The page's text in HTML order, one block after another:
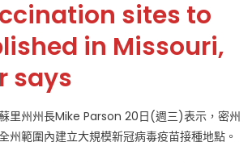
助
民
衛
密
蘇
sites to
in Missouri,
says
蘇里州州長Mike Parson 20日(週三)表示，密州
州範圍內建立大規模新冠病毒疫苗接種地點。